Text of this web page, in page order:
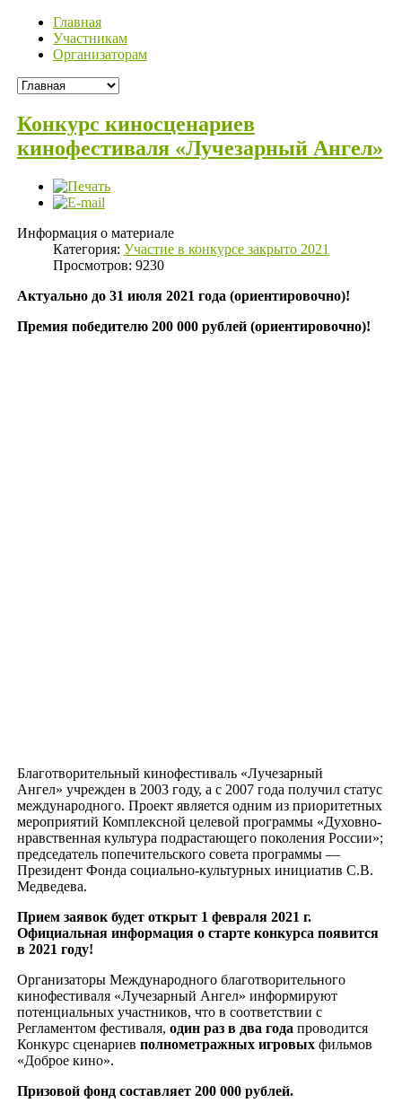
Главная
Участникам
Организаторам
Конкурс киносценариев
кинофестиваля «Лучезарный Ангел»
Информация о материале
Категория: Участие в конкурсе закрыто 2021
Просмотров: 9230
Актуально до 31 июля 2021 года (ориентировочно)!
Премия победителю 200 000 рублей (ориентировочно)!
Благотворительный кинофестиваль «Лучезарный
Ангел» учрежден в 2003 году, а с 2007 года получил статус
международного. Проект является одним из приоритетных
мероприятий Комплексной целевой программы «Духовно-
нравственная культура подрастающего поколения России»;
председатель попечительского совета программы —
Президент Фонда социально-культурных инициатив С.В.
Медведева.
Прием заявок будет открыт 1 февраля 2021 г.
Официальная информация о старте конкурса появится
в 2021 году!
Организаторы Международного благотворительного
кинофестиваля «Лучезарный Ангел» информируют
потенциальных участников, что в соответствии с
Регламентом фестиваля, один раз в два года проводится
Конкурс сценариев полнометражных игровыхфильмов
«Доброе кино».
Призовой фонд составляет 200 000 рублей.